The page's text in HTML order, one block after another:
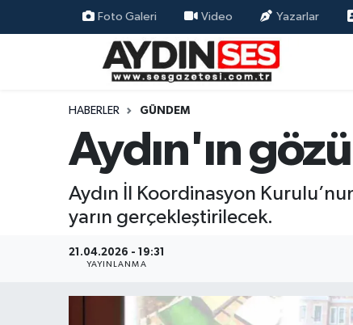
Foto Galeri Video Yazarlar
HABERLER GÜNDEM
Aydın'ın
Aydın İl Koordinasyon
yarın gerçekleştirilecek.
21.04.2026 - 19:31
YAYINLANMA
Siyaset
Ekonomi
Yaşam
Eğitim
Aydın Nöbetçi Eczaneler
Aydın Hava Durumu
Aydin Namaz Vakitleri
Aydın Trafik Yoğunluk Haritası
Süper Lig Puan Durumu ve Fikstür
Tüm Manşetler
Son Dakika Haberleri